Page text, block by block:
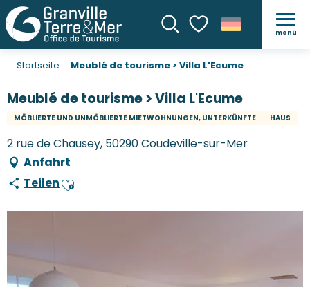
SucheVoir les favoris
menü
Startseite Meublé de tourisme > Villa L'Ecume
Meublé de tourisme > Villa L'Ecume
MÖBLIERTE UND UNMÖBLIERTE MIETWOHNUNGEN, UNTERKÜNFTE HAUS
2 rue de Chausey, 50290 Coudeville-sur-Mer
Anfahrt
TeilenAjouter aux favoris